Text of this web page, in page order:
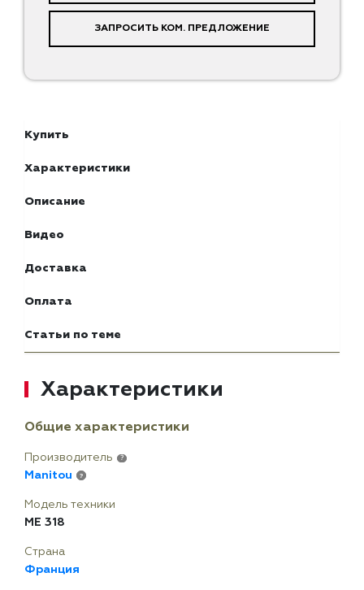
ЗАПРОСИТЬ КОМ. ПРЕДЛОЖЕНИЕ
Купить
Характеристики
Описание
Видео
Доставка
Оплата
Статьи по теме
Характеристики
Общие характеристики
Производитель ?
Manitou ?
Модель техники
ME 318
Страна
Франция